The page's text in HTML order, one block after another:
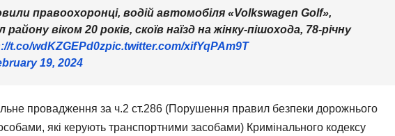
правоохоронці, водій автомобіля «Volkswagen Golf»,
віком 20 років, скоїв наїзд на жінку-пішохода, 78-річну
t.co/wdKZGEPd0zpic.twitter.com/xifYqPAm9T
19, 2024
провадження за ч.2 ст.286 (Порушення правил безпеки дорожнього
які керують транспортними засобами) Кримінального кодексу